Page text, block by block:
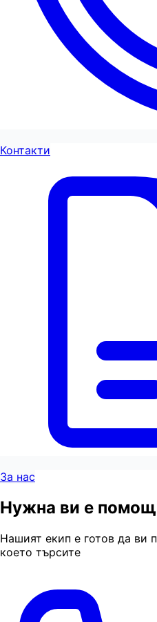
Контакти
За нас
Нужна ви е
Нашият екип е готов да ви
което търсите